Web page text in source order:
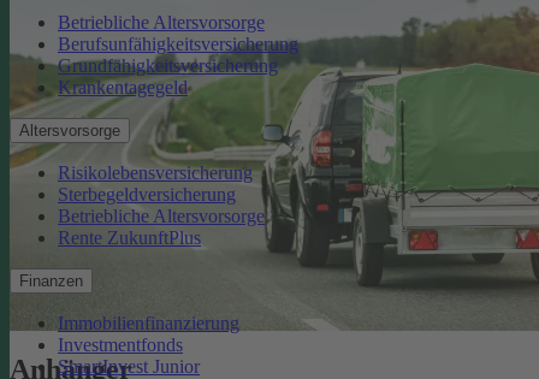
Betriebliche Altersvorsorge
Berufsunfähigkeitsversicherung
Grundfähigkeitsversicherung
Krankentagegeld
Altersvorsorge
Risikolebensversicherung
Sterbegeldversicherung
Betriebliche Altersvorsorge
Rente ZukunftPlus
Finanzen
Immobilienfinanzierung
Investmentfonds
SmartInvest Junior
Anhänger